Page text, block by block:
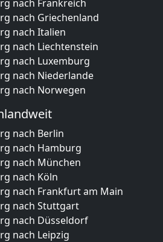
nach Frankreich
nach Griechenland
nach Italien
nach Liechtenstein
nach Luxemburg
nach Niederlande
nach Norwegen
nach Berlin
nach Hamburg
nach München
nach Köln
nach Frankfurt am Main
nach Stuttgart
nach Düsseldorf
nach Leipzig